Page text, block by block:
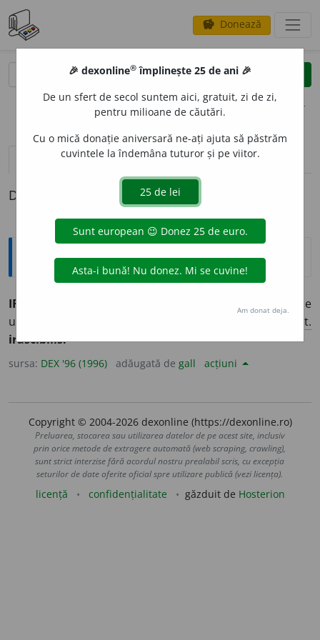
savings Donează
clear
opțiuni
definiții (1) pronunțievolume_up (3)
Definiția cu ID-ul 15621:
Explicative DEX
IRASC
Care se supără, se înfurie
ușor, iute la mânie; iritabil. – Din
lat.
irascibilis.
sursa: DEX '96 (1996) adăugată de gall acțiuni
Copyright © 2004-2026 dexonline (https://dexonline.ro)
Preluarea, stocarea sau utilizarea datelor de pe acest site, inclusiv
prin orice metode de extragere automată (web scraping, crawling),
sunt strict interzise fără acordul nostru prealabil scris, cu excepția
seturilor de date oferite oficial spre utilizare publică (vezi licența).
licență confidențialitate găzduit de Hosterion
🎉 dexonline® împlinește 25 de ani 🎉
De un sfert de secol suntem aici, gratuit, zi de zi,
pentru milioane de căutări.
Cu o mică donație aniversară ne-ați ajuta să păstrăm
cuvintele la îndemâna tuturor și pe viitor.
Am donat deja.